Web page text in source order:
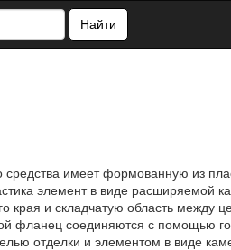
Найти
средства имеет формованную из
элемент в виде расширяемой
и складчатую область между
фланец соединяются с помощью
отделки и элементом в виде